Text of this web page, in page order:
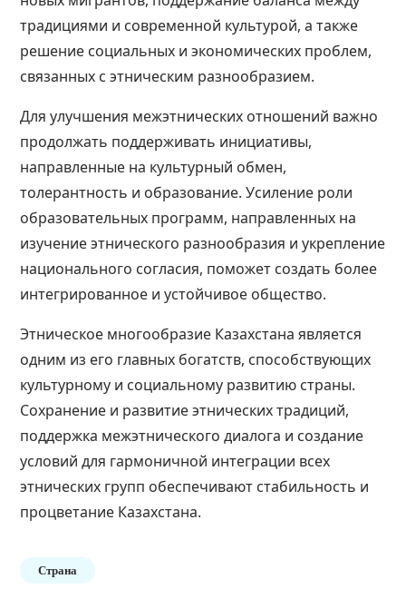
традициями и современной культурой, а также
решение социальных и экономических проблем,
связанных с этническим разнообразием​​​​.
Для улучшения межэтнических отношений важно
продолжать поддерживать инициативы,
направленные на культурный обмен,
толерантность и образование. Усиление роли
образовательных программ, направленных на
изучение этнического разнообразия и укрепление
национального согласия, поможет создать более
интегрированное и устойчивое общество​​​​.
Этническое многообразие Казахстана является
одним из его главных богатств, способствующих
культурному и социальному развитию страны.
Сохранение и развитие этнических традиций,
поддержка межэтнического диалога и создание
условий для гармоничной интеграции всех
этнических групп обеспечивают стабильность и
процветание Казахстана.
Страна